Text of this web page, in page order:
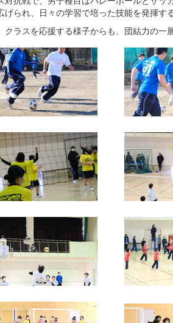
げられ、日々の学習で培った技能を発揮す
ラスを応援する様子からも、団結力の一